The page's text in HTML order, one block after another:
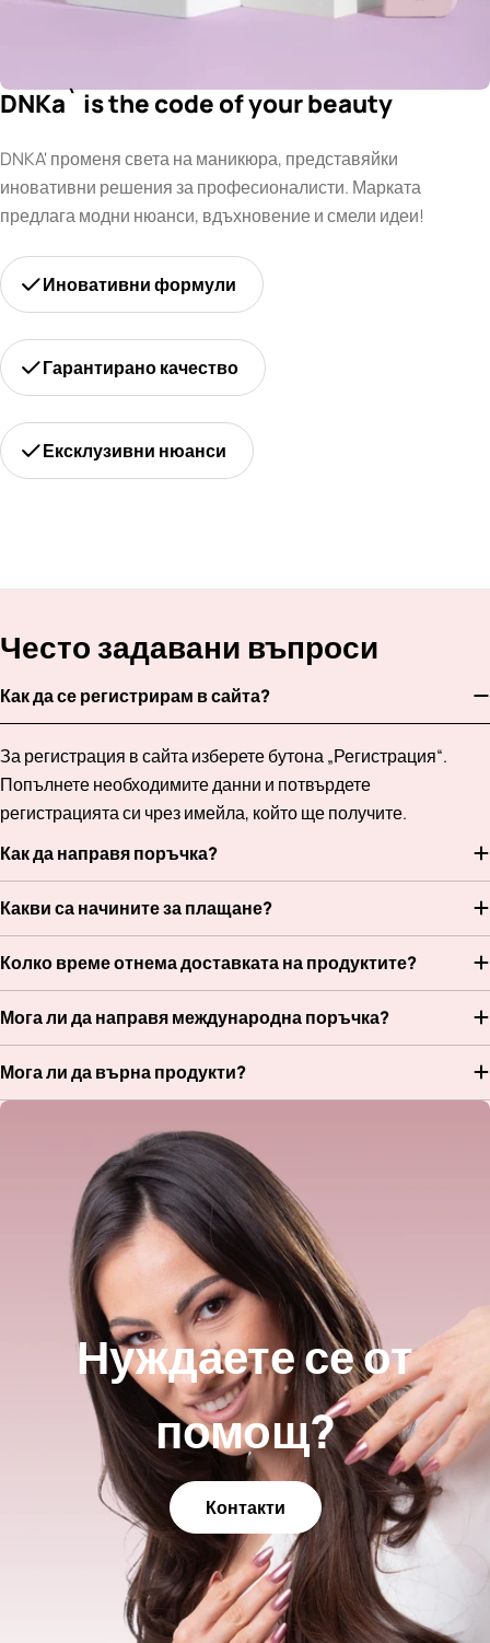
DNKa` is the code of your beauty
DNKA' променя света на маникюра, представяйки
иновативни решения за професионалисти. Марката
предлага модни нюанси, вдъхновение и смели идеи!
Иновативни формули
Гарантирано качество
Ексклузивни нюанси
Нуждаете се от
помощ?
Контакти
Често задавани въпроси
Как да се регистрирам в сайта?
За регистрация в сайта изберете бутона „Регистрация“.
Попълнете необходимите данни и потвърдете
регистрацията си чрез имейла, който ще получите.
Как да направя поръчка?
Какви са начините за плащане?
Колко време отнема доставката на продуктите?
Мога ли да направя международна поръчка?
Мога ли да върна продукти?